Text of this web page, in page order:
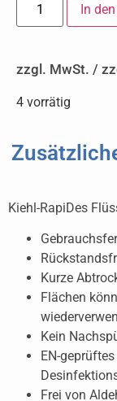
In
zzgl. MwSt. /
4 vorrätig
Kiehl-RapiDes
Kurze
Flächen
Kein
EN-
Frei von